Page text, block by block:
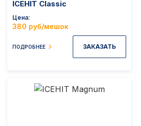
ICEHIT Classic
Цена
380 руб/мешок
ПОДРОБНЕЕ ЗАКАЗАТЬ